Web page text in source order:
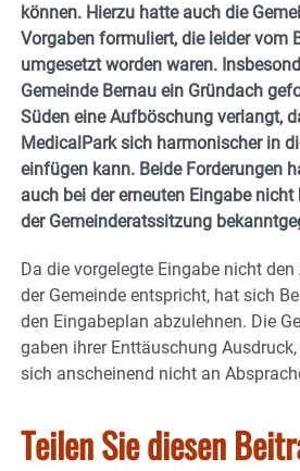
können. Hierzu hatte auch die
Vorgaben formuliert, die leider vom
umgesetzt worden waren.
Gemeinde Bernau ein Gründach
Süden eine Aufböschung verlangt,
MedicalPark sich harmonischer in
einfügen kann. Beide Forderungen
auch bei der erneuten Eingabe
der Gemeinderatssitzung
Da die vorgelegte Eingabe nicht
der Gemeinde entspricht, hat sich
den Eingabeplan abzulehnen. Die
gaben ihrer Enttäuschung
sich anscheinend nicht an
Teilen Sie diesen